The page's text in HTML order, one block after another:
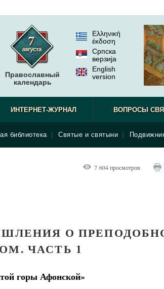
Православный
календарь
Ελληνική
έκδοση
Српска
верзиjа
English
version
библиотека Святые и святыни
ИНТЕРНЕТ-ЖУРНАЛ ВОПРОСЫ
7 604 просмотров
О
ЧАСТЬ 1
горы Афонской»